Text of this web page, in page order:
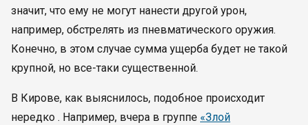
значит, что ему не могут нанести другой урон,
например, обстрелять из пневматического оружия.
Конечно, в этом случае сумма ущерба будет не такой
крупной, но все-таки существенной.
В Кирове, как выяснилось, подобное происходит
нередко . Например, вчера в группе «Злой